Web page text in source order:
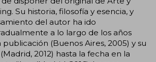
Su historia, filosofía y esencia, y
del autor ha ido
a lo largo de los años
(Buenos Aires, 2005) y su
2012) hasta la fecha en la